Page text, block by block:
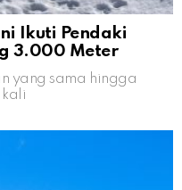
Ikuti Pendaki
3.000 Meter
yang sama hingga
kali